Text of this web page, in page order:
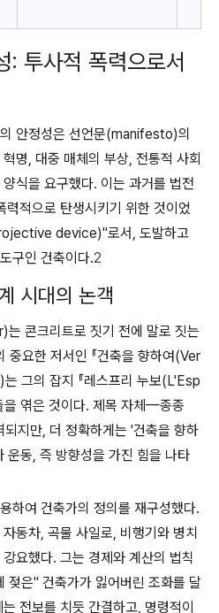
: 투사적 폭력으로서
안정성은 선언문(manifesto)의
명, 대중 매체의 부상, 전통적 사회
식을 요구했다. 이는 과거를 법전
력적으로 탄생시키기 위한 것이었
device)"로서, 도발하고
구인 건축이다.2
시대의 논객
콘크리트로 짓기 전에 말로 짓는
중요한 저서인 『건축을 향하여(Ver
그의 잡지 『레스프리 누보(L'Esp
엮은 것이다. 제목 자체—종종
지만, 더 정확하게는 '건축을 향하
동, 즉 방향성을 가진 힘을 나타
하여 건축가의 정의를 재구성했다.
동차, 곡물 사일로, 비행기와 병치
요했다. 그는 경제와 계산의 법칙
젖은" 건축가가 잃어버린 조화를 달
전보를 치듯 간결하고, 명령적이